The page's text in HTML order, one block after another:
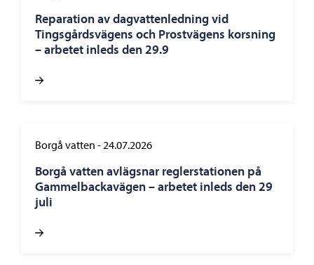
Reparation av dagvattenledning vid
Tingsgårdsvägens och Prostvägens korsning
– arbetet inleds den 29.9
Borgå vatten -24.07.2026
Borgå vatten avlägsnar reglerstationen på
Gammelbackavägen – arbetet inleds den 29
juli